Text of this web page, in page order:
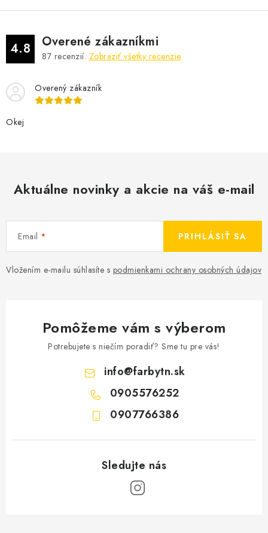
á
d
a
c
e
r
p
s
u
4.8 Overené zákazníkmi
87 recenzií. Zobraziť všetky recenzie
Overený zákazník
Okej
Aktuálne novinky a akcie na váš e-mail
Email
Vložením e-mailu súhlasíte s podmienkami ochrany osobných údajov
PRIHLÁSIŤ SA
Pomôžeme vám s výberom
Potrebujete s niečím poradiť? Sme tu pre vás!
info@farbytn.sk
0905576252
0907766386